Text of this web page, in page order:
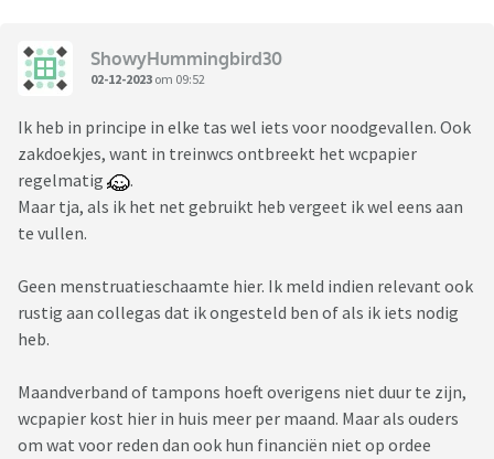
ShowyHummingbird30
02-12-2023 om 09:52
Ik heb in principe in elke tas wel iets voor noodgevallen. Ook
zakdoekjes, want in treinwcs ontbreekt het wcpapier
regelmatig
.
Maar tja, als ik het net gebruikt heb vergeet ik wel eens aan
te vullen.
Geen menstruatieschaamte hier. Ik meld indien relevant ook
rustig aan collegas dat ik ongesteld ben of als ik iets nodig
heb.
Maandverband of tampons hoeft overigens niet duur te zijn,
wcpapier kost hier in huis meer per maand. Maar als ouders
om wat voor reden dan ook hun financiën niet op ordee